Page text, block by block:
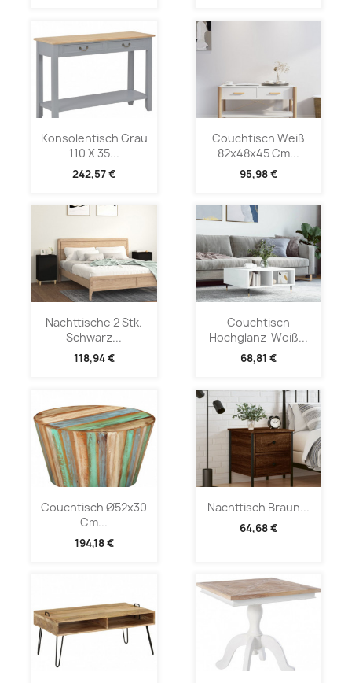
Konsolentisch Grau
110 X 35...
242,57 €
Couchtisch Weiß
82x48x45 Cm...
95,98 €
Nachttische 2 Stk.
Schwarz...
118,94 €
Couchtisch
Hochglanz-Weiß...
68,81 €
Couchtisch Ø52x30
Cm...
194,18 €
Nachttisch Braun...
64,68 €